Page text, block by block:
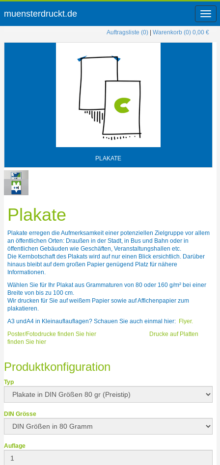
muensterdruckt.de
Menü
Auftragsliste (0)| Warenkorb (0) 0,00 €
PLAKATE
Plakate
Plakate erregen die Aufmerksamkeit einer potenziellen Zielgruppe vor allem
an öffentlichen Orten: Draußen in der Stadt, in Bus und Bahn oder in
öffentlichen Gebäuden wie Geschäften, Veranstaltungshallen etc.
Die Kernbotschaft des Plakats wird auf nur einen Blick ersichtlich. Darüber
hinaus bleibt auf dem großen Papier genügend Platz für nähere
Informationen.
Wählen Sie für Ihr Plakat aus Grammaturen von 80 oder 160 g/m² bei einer
Breite von bis zu 100 cm.
Wir drucken für Sie auf weißem Papier sowie auf Affichenpapier zum
plakatieren.
A3 undA4 in Kleinauflauflagen? Schauen Sie auch einmal hier: Flyer.
Poster/Fotodrucke finden Sie hier
Drucke auf Platten
finden Sie hier
Produktkonfiguration
Typ
DIN Grösse
Auflage